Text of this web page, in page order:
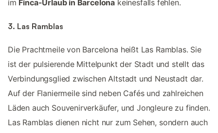
im Finca-Urlaub in Barcelona keinesfalls fehlen.
3. Las Ramblas
Die Prachtmeile von Barcelona heißt Las Ramblas. Sie
ist der pulsierende Mittelpunkt der Stadt und stellt das
Verbindungsglied zwischen Altstadt und Neustadt dar.
Auf der Flaniermeile sind neben Cafés und zahlreichen
Läden auch Souvenirverkäufer, und Jongleure zu finden.
Las Ramblas dienen nicht nur zum Sehen, sondern auch